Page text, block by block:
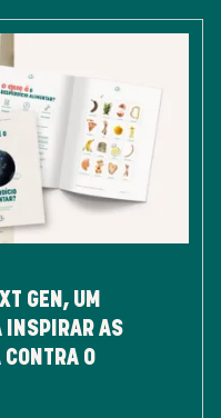
GEN, UM
INSPIRAR AS
CONTRA O